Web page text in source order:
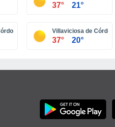
37° 21°
Villaviciosa de Córdoba
37° 20°